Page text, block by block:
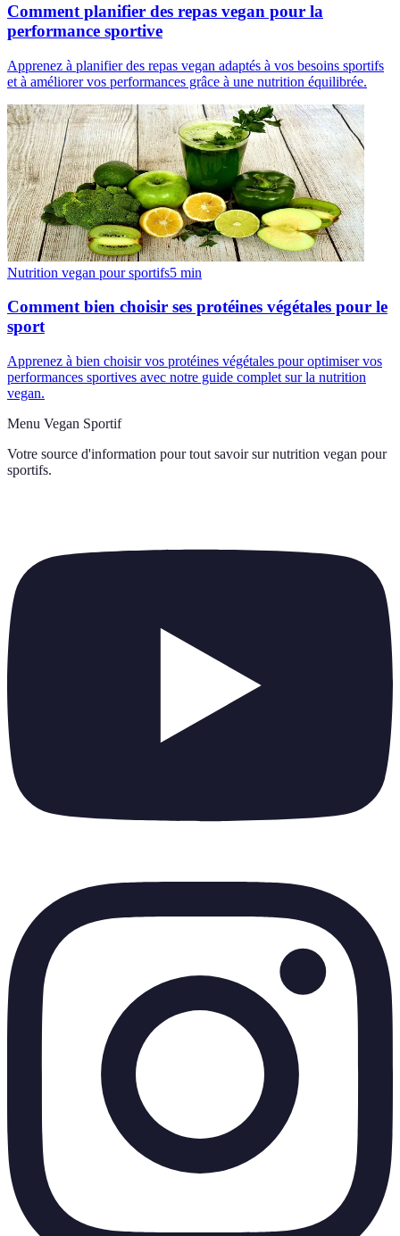
Comment planifier des repas vegan pour la
performance sportive
Apprenez à planifier des repas vegan adaptés à vos besoins sportifs
et à améliorer vos performances grâce à une nutrition équilibrée.
Nutrition vegan pour sportifs5 min
Comment bien choisir ses protéines végétales pour le
sport
Apprenez à bien choisir vos protéines végétales pour optimiser vos
performances sportives avec notre guide complet sur la nutrition
vegan.
Menu Vegan Sportif
Votre source d'information pour tout savoir sur nutrition vegan pour
sportifs.